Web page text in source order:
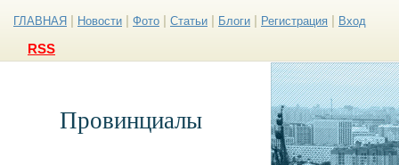
ГЛАВНАЯ Новости Фото Статьи Блоги Регистрация Вход
RSS
Провинциалы